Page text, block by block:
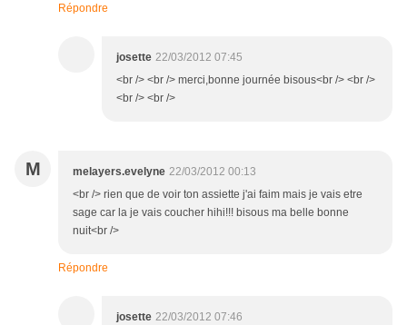
Répondre
josette 22/03/2012 07:45
<br /> <br /> merci,bonne journée bisous<br /> <br />
<br /> <br />
M melayers.evelyne 22/03/2012 00:13
<br /> rien que de voir ton assiette j'ai faim mais je vais etre
sage car la je vais coucher hihi!!! bisous ma belle bonne
nuit<br />
Répondre
josette 22/03/2012 07:46